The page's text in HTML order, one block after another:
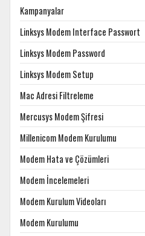
Kampanyalar
Linksys Modem Interface Passwort
Linksys Modem Password
Linksys Modem Setup
Mac Adresi Filtreleme
Mercusys Modem Şifresi
Millenicom Modem Kurulumu
Modem Hata ve Çözümleri
Modem İncelemeleri
Modem Kurulum Videoları
Modem Kurulumu